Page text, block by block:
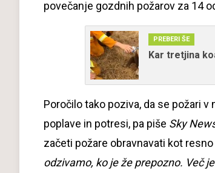
povečanje gozdnih požarov za 14
PREBERI ŠE
Kar tretjina
Poročilo tako poziva, da se požari
poplave in potresi, pa piše Sky
začeti požare obravnavati kot
odzivamo, ko je že prepozno. Več